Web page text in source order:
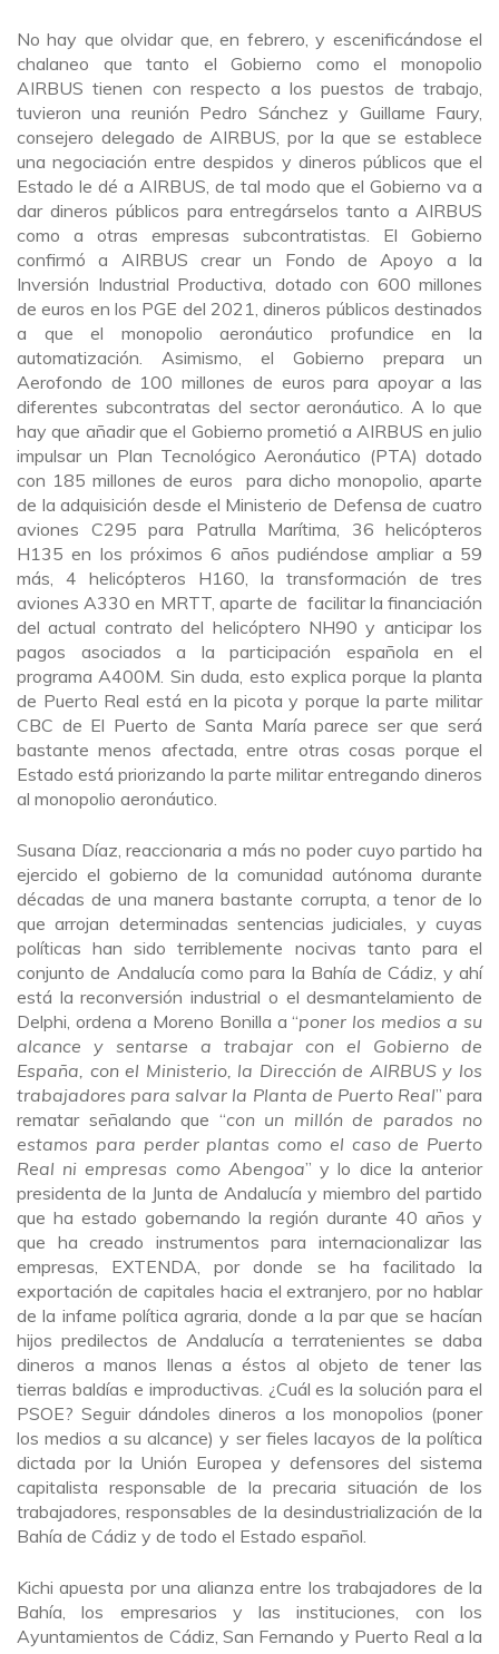
No hay que olvidar que, en febrero, y escenificándose el
chalaneo que tanto el Gobierno como el monopolio
AIRBUS tienen con respecto a los puestos de trabajo,
tuvieron una reunión Pedro Sánchez y Guillame Faury,
consejero delegado de AIRBUS, por la que se establece
una negociación entre despidos y dineros públicos que el
Estado le dé a AIRBUS, de tal modo que el Gobierno va a
dar dineros públicos para entregárselos tanto a AIRBUS
como a otras empresas subcontratistas. El Gobierno
confirmó a AIRBUS crear un Fondo de Apoyo a la
Inversión Industrial Productiva, dotado con 600 millones
de euros en los PGE del 2021, dineros públicos destinados
a que el monopolio aeronáutico profundice en la
automatización. Asimismo, el Gobierno prepara un
Aerofondo de 100 millones de euros para apoyar a las
diferentes subcontratas del sector aeronáutico. A lo que
hay que añadir que el Gobierno prometió a AIRBUS en julio
impulsar un Plan Tecnológico Aeronáutico (PTA) dotado
con 185 millones de euros para dicho monopolio, aparte
de la adquisición desde el Ministerio de Defensa de cuatro
aviones C295 para Patrulla Marítima, 36 helicópteros
H135 en los próximos 6 años pudiéndose ampliar a 59
más, 4 helicópteros H160, la transformación de tres
aviones A330 en MRTT, aparte de facilitar la financiación
del actual contrato del helicóptero NH90 y anticipar los
pagos asociados a la participación española en el
programa A400M. Sin duda, esto explica porque la planta
de Puerto Real está en la picota y porque la parte militar
CBC de El Puerto de Santa María parece ser que será
bastante menos afectada, entre otras cosas porque el
Estado está priorizando la parte militar entregando dineros
al monopolio aeronáutico.
Susana Díaz, reaccionaria a más no poder cuyo partido ha
ejercido el gobierno de la comunidad autónoma durante
décadas de una manera bastante corrupta, a tenor de lo
que arrojan determinadas sentencias judiciales, y cuyas
políticas han sido terriblemente nocivas tanto para el
conjunto de Andalucía como para la Bahía de Cádiz, y ahí
está la reconversión industrial o el desmantelamiento de
Delphi, ordena a Moreno Bonilla a “poner los medios a su
alcance y sentarse a trabajar con el Gobierno de
España, con el Ministerio, la Dirección de AIRBUS y los
trabajadores para salvar la Planta de Puerto Real” para
rematar señalando que “con un millón de parados no
estamos para perder plantas como el caso de Puerto
Real ni empresas como Abengoa” y lo dice la anterior
presidenta de la Junta de Andalucía y miembro del partido
que ha estado gobernando la región durante 40 años y
que ha creado instrumentos para internacionalizar las
empresas, EXTENDA, por donde se ha facilitado la
exportación de capitales hacia el extranjero, por no hablar
de la infame política agraria, donde a la par que se hacían
hijos predilectos de Andalucía a terratenientes se daba
dineros a manos llenas a éstos al objeto de tener las
tierras baldías e improductivas. ¿Cuál es la solución para el
PSOE? Seguir dándoles dineros a los monopolios (poner
los medios a su alcance) y ser fieles lacayos de la política
dictada por la Unión Europea y defensores del sistema
capitalista responsable de la precaria situación de los
trabajadores, responsables de la desindustrialización de la
Bahía de Cádiz y de todo el Estado español.
Kichi apuesta por una alianza entre los trabajadores de la
Bahía, los empresarios y las instituciones, con los
Ayuntamientos de Cádiz, San Fernando y Puerto Real a la